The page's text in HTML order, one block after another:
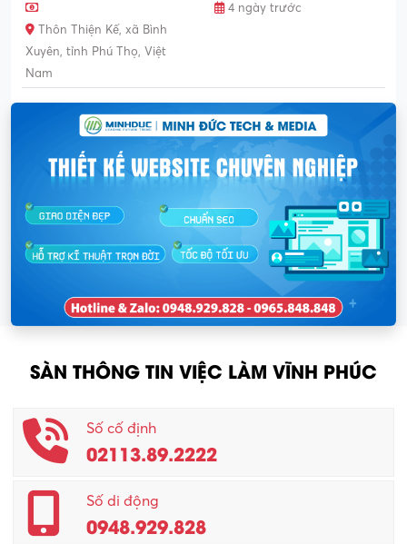
4 ngày trước
Thôn Thiện Kế, xã Bình
Xuyên, tỉnh Phú Thọ, Việt
Nam
SÀN THÔNG TIN VIỆC LÀM VĨNH PHÚC
Số cố định
02113.89.2222
Số di động
0948.929.828